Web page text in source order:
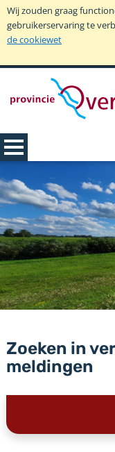
Wij zouden graag
gebruikerservaring te
de cookiewet
Zoeken in
meldingen